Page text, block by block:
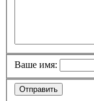
Ваше имя:
Отправить